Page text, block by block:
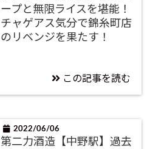
ープと無限ライスを堪能！
チャゲアス気分で錦糸町店
のリベンジを果たす！
この記事を読む
2022/06/06
第二力酒造【中野駅】過去